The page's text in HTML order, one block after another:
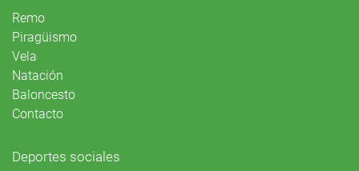
Remo
Piragüismo
Vela
Natación
Baloncesto
Contacto
Deportes sociales